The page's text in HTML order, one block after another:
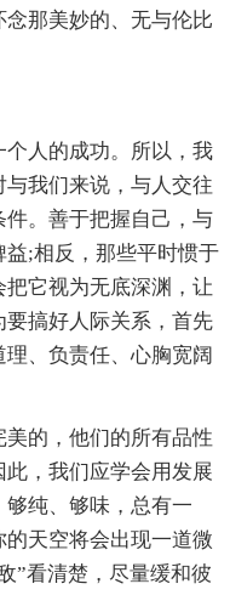
那美妙的、无与伦比
人的成功。所以，我
我们来说，与人交往
。善于把握自己，与
益;相反，那些平时惯于
它视为无底深渊，让
要搞好人际关系，首先
、负责任、心胸宽阔
的，他们的所有品性
，我们应学会用发展
纯、够味，总有一
天空将会出现一道微
”看清楚，尽量缓和彼